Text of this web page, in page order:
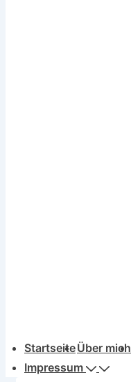
StartseiteÜber mich
Impressum